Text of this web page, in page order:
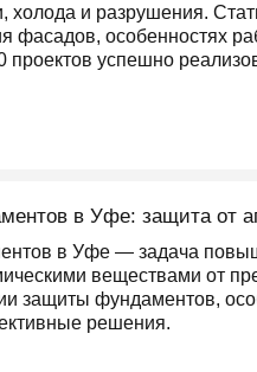
холода и разрушения.
фасадов, особенностях
успешно
в Уфе: защита от
в Уфе — задача
веществами от
защиты фундаментов,
решения.